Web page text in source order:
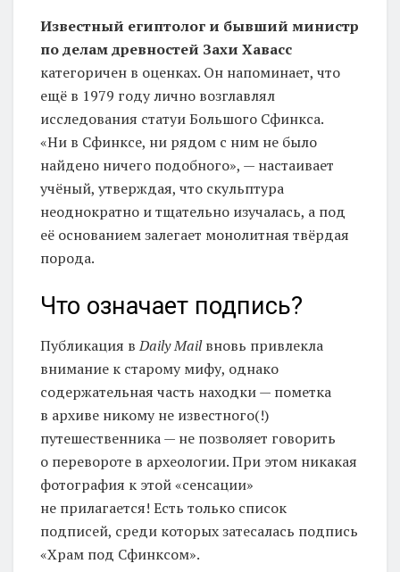
Известный египтолог и бывший министр
по делам древностей Захи Хавасс
категоричен в оценках. Он напоминает, что
ещё в 1979 году лично возглавлял
исследования статуи Большого Сфинкса.
«Ни в Сфинксе, ни рядом с ним не было
найдено ничего подобного», — настаивает
учёный, утверждая, что скульптура
неоднократно и тщательно изучалась, а под
её основанием залегает монолитная твёрдая
порода.
Что означает подпись?
Публикация вDaily Mailвновь привлекла
внимание к старому мифу, однако
содержательная часть находки — пометка
в архиве никому не известного(!)
путешественника — не позволяет говорить
о перевороте в археологии. При этом никакая
фотография к этой «сенсации»
не прилагается! Есть только список
подписей, среди которых затесалась подпись
«Храм под Сфинксом».